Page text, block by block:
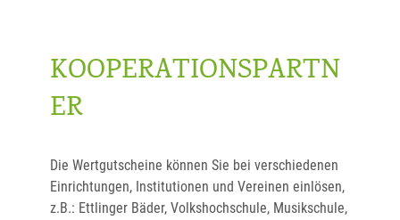
KOOPERATIONSPARTN
ER
Die Wertgutscheine können Sie bei verschiedenen
Einrichtungen, Institutionen und Vereinen einlösen,
z.B.: Ettlinger Bäder, Volkshochschule, Musikschule,